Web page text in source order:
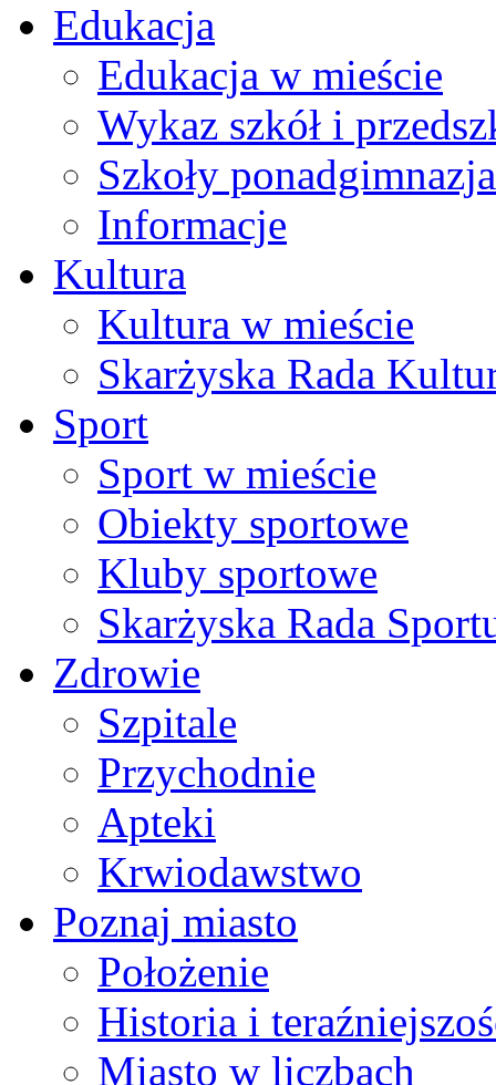
Edukacja
Edukacja w mieście
Wykaz szkół i
Szkoły
Informacje
Kultura
Kultura w mieście
Skarżyska Rada
Sport
Sport w mieście
Obiekty sportowe
Kluby sportowe
Skarżyska Rada
Zdrowie
Szpitale
Przychodnie
Apteki
Krwiodawstwo
Poznaj miasto
Położenie
Historia i
Miasto w liczbach